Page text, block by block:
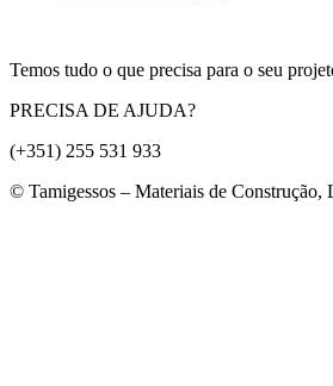
Temos tudo o que precisa para o seu
PRECISA DE AJUDA?
(+351) 255 531 933
© Tamigessos – Materiais de Construção,